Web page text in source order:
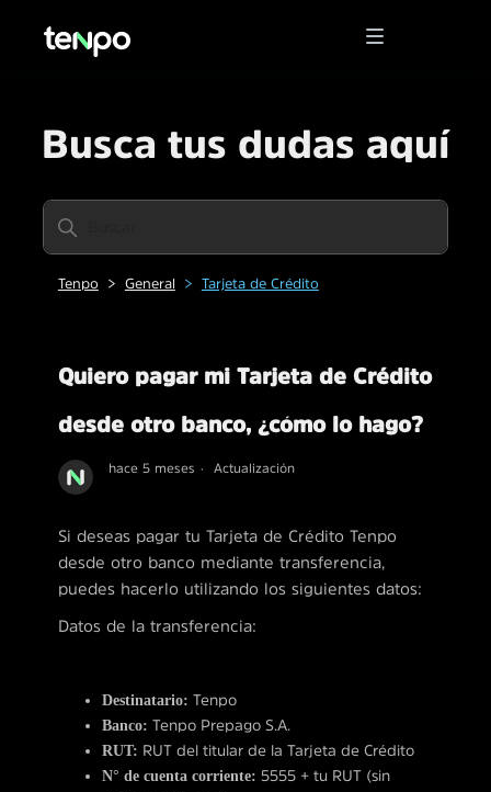
Busca tus dudas aquí
Tenpo General Tarjeta de Crédito
Quiero pagar mi Tarjeta de Crédito
desde otro banco, ¿cómo lo hago?
hace 5 meses Actualización
Si deseas pagar tu Tarjeta de Crédito Tenpo
desde otro banco mediante transferencia,
puedes hacerlo utilizando los siguientes datos:
Datos de la transferencia:
Destinatario: Tenpo
Banco: Tenpo Prepago S.A.
RUT: RUT del titular de la Tarjeta de Crédito
N° de cuenta corriente: 5555 + tu RUT (sin